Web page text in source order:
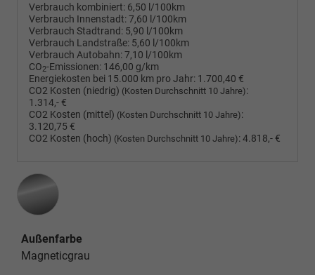
Verbrauch kombiniert: 6,50 l/100km
Verbrauch Innenstadt:7,60 l/100km
Verbrauch Stadtrand: 5,90 l/100km
Verbrauch Landstraße: 5,60 l/100km
Verbrauch Autobahn:7,10 l/100km
CO2-Emissionen: 146,00 g/km
Energiekosten bei 15.000 km pro Jahr: 1.700,40 €
CO2 Kosten (niedrig) (Kosten Durchschnitt 10 Jahre):
1.314,- €
CO2 Kosten (mittel) (Kosten Durchschnitt 10 Jahre):
3.120,75 €
CO2 Kosten (hoch) (Kosten Durchschnitt 10 Jahre):4.818,- €
Außenfarbe
Magneticgrau